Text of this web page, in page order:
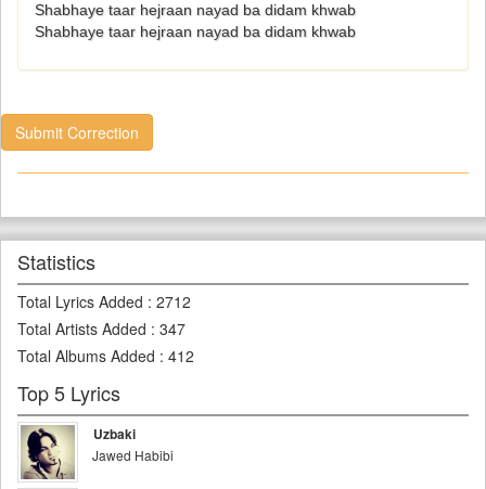
Shabhaye taar hejraan nayad ba didam khwab
Shabhaye taar hejraan nayad ba didam khwab
Submit Correction
Statistics
Total Lyrics Added : 2712
Total Artists Added : 347
Total Albums Added : 412
Top 5 Lyrics
Uzbaki
Jawed Habibi